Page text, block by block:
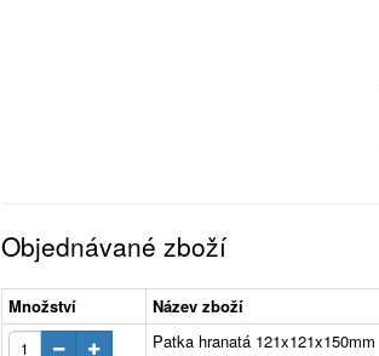
Objednávané zboží
Množství Název zboží
Patka hranatá 121x121x150mm